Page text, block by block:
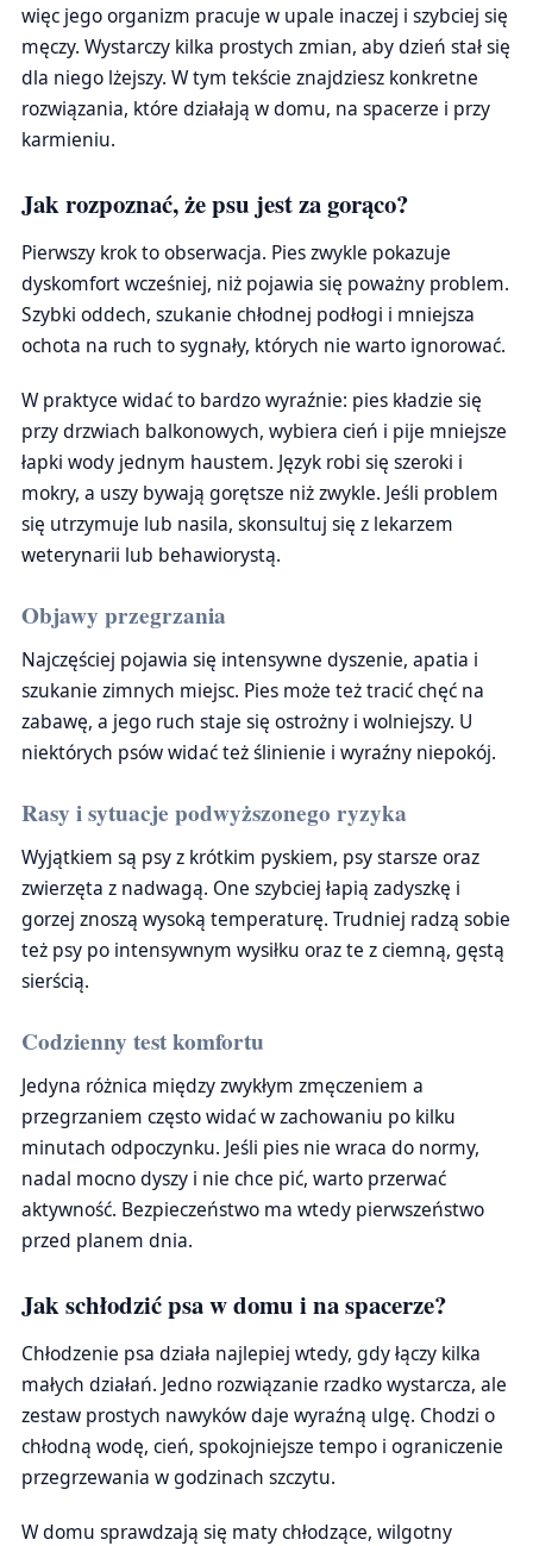
więc jego organizm pracuje w upale inaczej i szybciej się
męczy. Wystarczy kilka prostych zmian, aby dzień stał się
dla niego lżejszy. W tym tekście znajdziesz konkretne
rozwiązania, które działają w domu, na spacerze i przy
karmieniu.
Jak rozpoznać, że psu jest za gorąco?
Pierwszy krok to obserwacja. Pies zwykle pokazuje
dyskomfort wcześniej, niż pojawia się poważny problem.
Szybki oddech, szukanie chłodnej podłogi i mniejsza
ochota na ruch to sygnały, których nie warto ignorować.
W praktyce widać to bardzo wyraźnie: pies kładzie się
przy drzwiach balkonowych, wybiera cień i pije mniejsze
łapki wody jednym haustem. Język robi się szeroki i
mokry, a uszy bywają gorętsze niż zwykle. Jeśli problem
się utrzymuje lub nasila, skonsultuj się z lekarzem
weterynarii lub behawiorystą.
Objawy przegrzania
Najczęściej pojawia się intensywne dyszenie, apatia i
szukanie zimnych miejsc. Pies może też tracić chęć na
zabawę, a jego ruch staje się ostrożny i wolniejszy. U
niektórych psów widać też ślinienie i wyraźny niepokój.
Rasy i sytuacje podwyższonego ryzyka
Wyjątkiem są psy z krótkim pyskiem, psy starsze oraz
zwierzęta z nadwagą. One szybciej łapią zadyszkę i
gorzej znoszą wysoką temperaturę. Trudniej radzą sobie
też psy po intensywnym wysiłku oraz te z ciemną, gęstą
sierścią.
Codzienny test komfortu
Jedyna różnica między zwykłym zmęczeniem a
przegrzaniem często widać w zachowaniu po kilku
minutach odpoczynku. Jeśli pies nie wraca do normy,
nadal mocno dyszy i nie chce pić, warto przerwać
aktywność. Bezpieczeństwo ma wtedy pierwszeństwo
przed planem dnia.
Jak schłodzić psa w domu i na spacerze?
Chłodzenie psa działa najlepiej wtedy, gdy łączy kilka
małych działań. Jedno rozwiązanie rzadko wystarcza, ale
zestaw prostych nawyków daje wyraźną ulgę. Chodzi o
chłodną wodę, cień, spokojniejsze tempo i ograniczenie
przegrzewania w godzinach szczytu.
W domu sprawdzają się maty chłodzące, wilgotny